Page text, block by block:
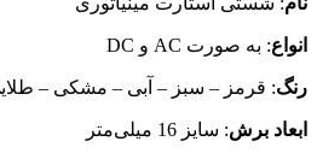
انواع: به صورت AC و DC
رنگ: قرمز – سبز – آبی – مشکی –
ابعاد برش: سایز 16 میلی‌متر